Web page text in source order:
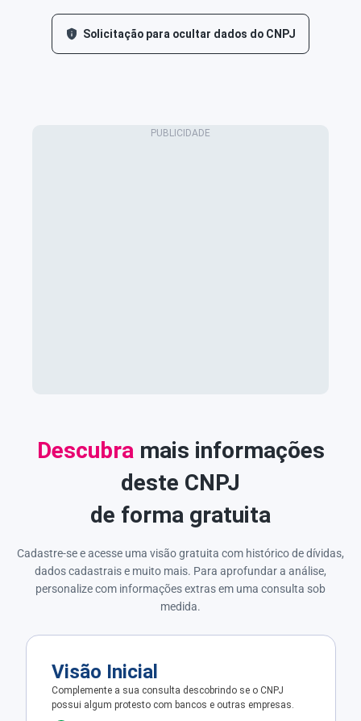
Solicitação para ocultar dados do CNPJ
Descubra mais informações
deste CNPJ
de forma gratuita
Cadastre-se e acesse uma visão gratuita com histórico de dívidas,
dados cadastrais e muito mais. Para aprofundar a análise,
personalize com informações extras em uma consulta sob
medida.
Visão Inicial
Complemente a sua consulta descobrindo se o CNPJ
possui algum protesto com bancos e outras empresas.